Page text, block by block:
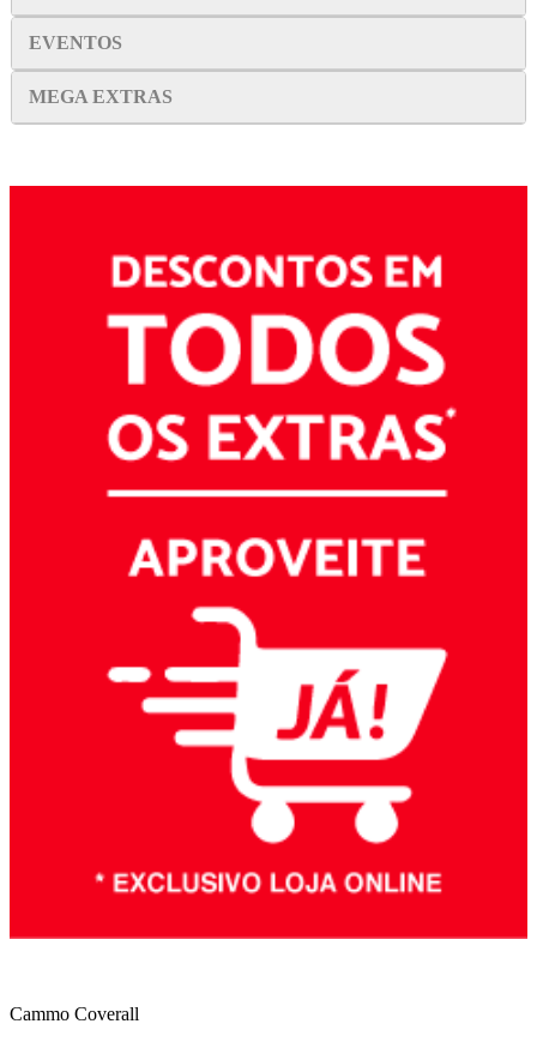
EVENTOS
MEGA EXTRAS
Cammo Coverall